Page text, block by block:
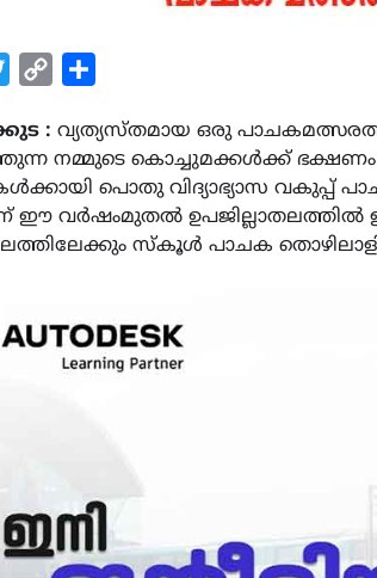
TwitterCopy
: വ്യത്യസ്തമായ ഒരു
നമ്മുടെ കൊച്ചുമക്കൾക്ക്
പൊതു വിദ്യാഭ്യാസ വകുപ്പ്
ഈ വർഷംമുതൽ ഉപജില്ലാതലത്തിൽ
സ്കൂൾ പാചക